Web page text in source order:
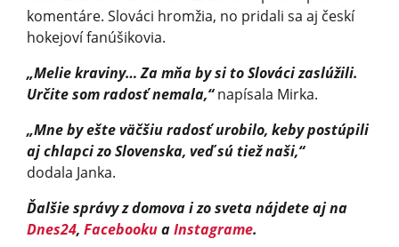
komentáre. Slováci hromžia, no pridali sa aj českí
hokejoví fanúšikovia.
„Melie kraviny… Za mňa by si to Slováci zaslúžili.
Určite som radosť nemala,“napísala Mirka.
„Mne by ešte väčšiu radosť urobilo, keby postúpili
aj chlapci zo Slovenska, veď sú tiež naši,“
dodala Janka.
Ďalšie správy z domova i zo sveta nájdete aj na
Dnes24, FacebookuaInstagrame.